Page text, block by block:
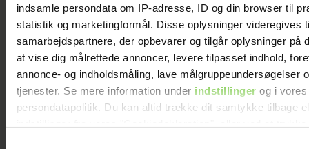
indsamle persondata om IP-adresse, ID og din browser til
statistik og marketingformål. Disse oplysninger videregives
samarbejdspartnere, der opbevarer og tilgår oplysninger på
at vise dig målrettede annoncer, levere tilpasset indhold,
annonce- og indholdsmåling, lave målgruppeundersøgelser
tjenester. Se mere information under indstillinger og i vores
persondatapolitik. Du kan altid trække dit samtykke tilbage
Jeg vil aldrig tilgive min